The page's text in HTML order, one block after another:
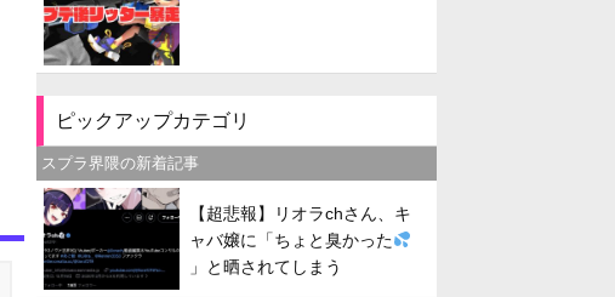
ピックアップカテゴリ
スプラ界隈の新着記事
【超悲報】リオラchさん、キ
ャバ嬢に「ちょと臭かった
」と晒されてしまう